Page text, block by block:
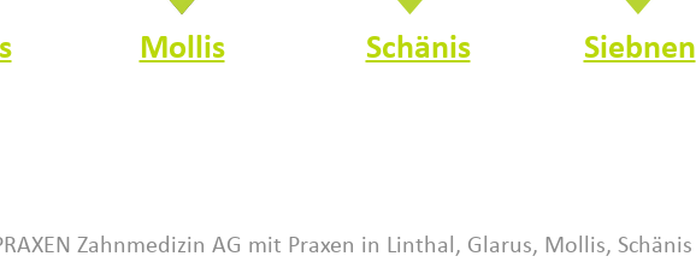
Mollis Schänis Siebnen
Zahnmedizin AG mit Praxen in Linthal, Glarus, Mollis, Schänis